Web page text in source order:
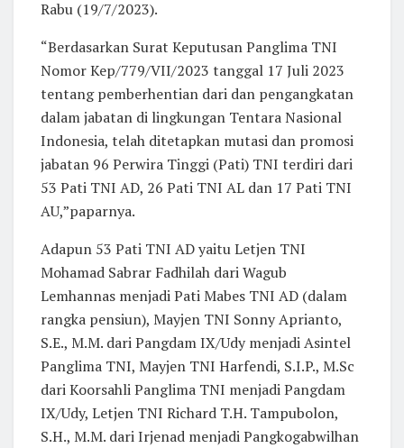
Rabu (19/7/2023).
“Berdasarkan Surat Keputusan Panglima TNI
Nomor Kep/779/VII/2023 tanggal 17 Juli 2023
tentang pemberhentian dari dan pengangkatan
dalam jabatan di lingkungan Tentara Nasional
Indonesia, telah ditetapkan mutasi dan promosi
jabatan 96 Perwira Tinggi (Pati) TNI terdiri dari
53 Pati TNI AD, 26 Pati TNI AL dan 17 Pati TNI
AU,”paparnya.
Adapun 53 Pati TNI AD yaitu Letjen TNI
Mohamad Sabrar Fadhilah dari Wagub
Lemhannas menjadi Pati Mabes TNI AD (dalam
rangka pensiun), Mayjen TNI Sonny Aprianto,
S.E., M.M. dari Pangdam IX/Udy menjadi Asintel
Panglima TNI, Mayjen TNI Harfendi, S.I.P., M.Sc
dari Koorsahli Panglima TNI menjadi Pangdam
IX/Udy, Letjen TNI Richard T.H. Tampubolon,
S.H., M.M. dari Irjenad menjadi Pangkogabwilhan